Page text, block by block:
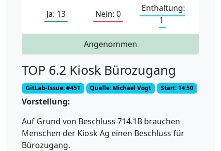
Ja: 13 Nein: 0
Enthaltung:
1
Angenommen
TOP 6.2 Kiosk Bürozugang
GitLab-Issue: #451 Quelle: Michael Vogt Start: 14:50
Vorstellung:
Auf Grund von Beschluss 714.1B brauchen
Menschen der Kiosk Ag einen Beschluss für
Bürozugang.